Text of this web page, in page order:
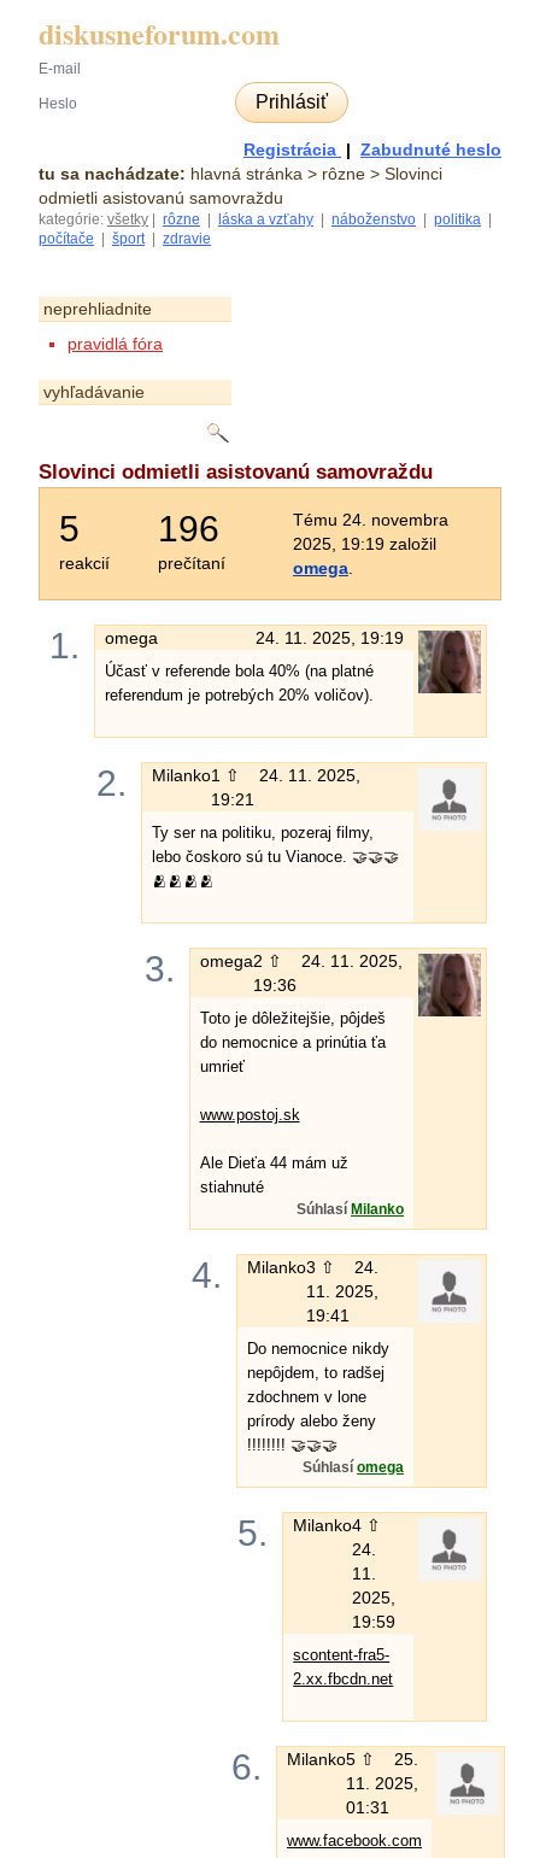
diskusneforum.com
Prihlásiť
Registrácia | Zabudnuté heslo
tu sa nachádzate: hlavná stránka > rôzne > Slovinci
odmietli asistovanú samovraždu
kategórie: všetky rôzne láska a vzťahy náboženstvo politika
počítače
šport| zdravie
neprehliadnite
pravidlá fóra
vyhľadávanie
Slovinci odmietli asistovanú samovraždu
5
reakcií
196
prečítaní
Tému 24. novembra
2025, 19:19 založil
omega
1. omega 24. 11. 2025, 19:19
Účasť v referende bola 40% (na platné
referendum je potrebých 20% voličov).
2. Milanko1 ⇧
24. 11. 2025,
19:21
Ty ser na politiku, pozeraj filmy,
lebo čoskoro sú tu Vianoce. 🤝🤝🤝
🫂🫂🫂🫂
3. omega2 ⇧
24. 11. 2025,
19:36
Toto je dôležitejšie, pôjdeš
do nemocnice a prinútia ťa
umrieť
www.postoj.sk
Ale Dieťa 44 mám už
stiahnuté
Súhlasí Milanko
4. Milanko3 ⇧
24.
11. 2025,
19:41
Do nemocnice nikdy
nepôjdem, to radšej
zdochnem v lone
prírody alebo ženy
!!!!!!!! 🤝🤝🤝
Súhlasí omega
5. Milanko4 ⇧
24.
11.
2025,
19:59
scontent-fra5-
2.xx.fbcdn.net
6. Milanko5 ⇧
25.
11. 2025,
01:31
www.facebook.com